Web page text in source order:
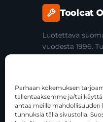
Parhaan kokemuksen
tallentaaksemme ja/tai
antaa meille mahdollisuuden
tunnuksia tällä sivustolla.
Toolcat
Luotettava
vuodesta 1996.